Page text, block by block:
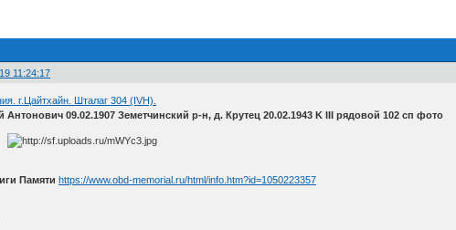
11:24:17
г.Цайтхайн. Шталаг 304 (IVH).
09.02.1907 Земетчинский р-н, д. Крутец 20.02.1943 K III рядовой 102 сп фото
Памяти https://www.obd-memorial.ru/html/info.htm?id=1050223357